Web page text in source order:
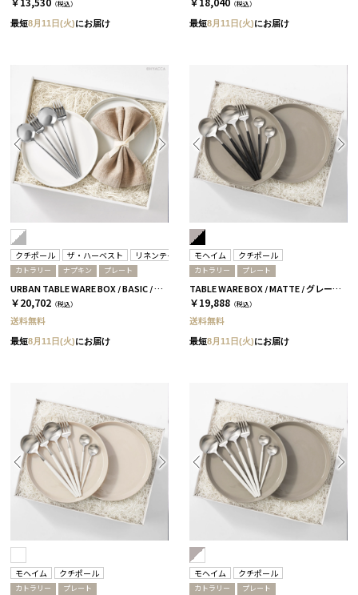
（税込）
最短8月11日(火)にお届け
（税込）
最短8月11日(火)にお届け
クチポール ザ・ハーベスト リネンテイルズ
カトラリー ナプキン プレート
URBAN TABLE WARE BOX / BASIC / ホワイト＆ミラーシルバー
￥20,702 （税込）
送料無料
最短8月11日(火)にお届け
モヘイム クチポール
カトラリー プレート
TABLE WARE BOX / MATTE / グレー&ブラックシルバー
￥19,888 （税込）
送料無料
最短8月11日(火)にお届け
モヘイム クチポール
カトラリー プレート
モヘイム クチポール
カトラリー プレート